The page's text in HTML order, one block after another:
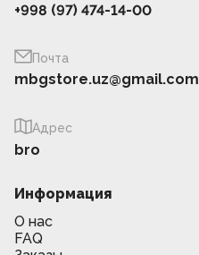
+998 (97) 474-14-00
Почта
mbgstore.uz@gmail.com
Адрес
bro
Информация
О нас
FAQ